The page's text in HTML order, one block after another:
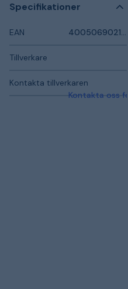
Specifikationer
EAN
Tillverkare
Kontakta tillverkaren
Kontakta oss